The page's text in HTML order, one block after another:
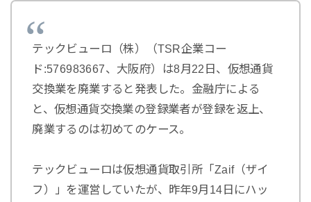
テックビューロ（株）（TSR企業コー
ド:576983667、大阪府）は8月22日、仮想通貨
交換業を廃業すると発表した。金融庁による
と、仮想通貨交換業の登録業者が登録を返上、
廃業するのは初めてのケース。
テックビューロは仮想通貨取引所「Zaif（ザイ
フ）」を運営していたが、昨年9月14日にハッ